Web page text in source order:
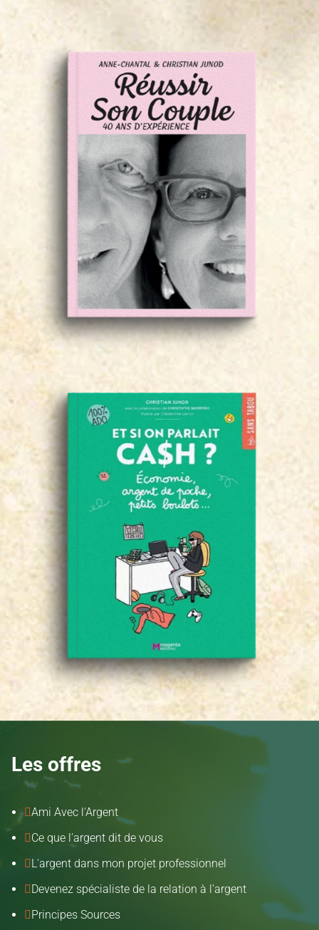
Les offres
Ami Avec l'Argent
Ce que l'argent dit de vous
L'argent dans mon projet professionnel
Devenez spécialiste de la relation à l'argent
Principes Sources